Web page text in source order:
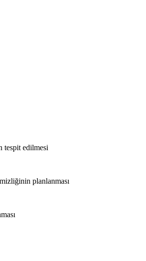
tespit edilmesi
planlanması